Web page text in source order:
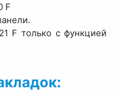
F
F только с функцией